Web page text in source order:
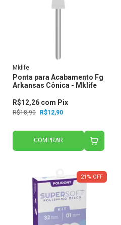
Mklife
Ponta para Acabamento Fg
Arkansas Cônica - Mklife
R$18,90 R$12,90
R$12,26 com Pix
COMPRAR
21 % OFF